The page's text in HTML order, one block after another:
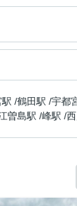
/鶴田駅 /宇都
曽島駅 /峰駅 /